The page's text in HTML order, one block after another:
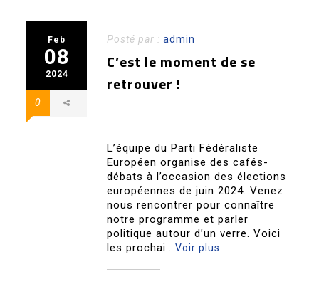
Feb
08
2024
0
Posté par :admin
C’est le moment de se
retrouver !
L’équipe du Parti Fédéraliste
Européen organise des cafés-
débats à l’occasion des élections
européennes de juin 2024. Venez
nous rencontrer pour connaître
notre programme et parler
politique autour d’un verre. Voici
les prochai..Voir plus